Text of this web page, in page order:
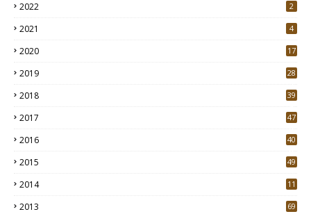
2022 2
2021 4
2020
17
2019
28
2018
39
2017
47
2016
40
2015
49
2014 11
2013 69